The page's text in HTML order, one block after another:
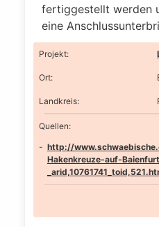
fertiggestellt werden
eine
Projekt:
Ort:
Landkreis:
Quellen:
http://
Hakenkreuze-auf-